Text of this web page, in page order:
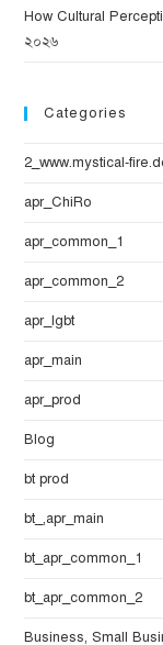
How Cultural
২০২৬
Categories
2_www.mystical-
apr_ChiRo
apr_common_1
apr_common_2
apr_lgbt
apr_main
apr_prod
Blog
bt prod
bt_,apr_main
bt_apr_common_1
bt_apr_common_2
Business, Small